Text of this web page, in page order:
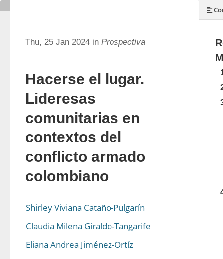
Thu, 25 Jan 2024 in Prospectiva
Hacerse el lugar.
Lideresas
comunitarias en
contextos del
conflicto armado
colombiano
Shirley Viviana Cataño-Pulgarín
Claudia Milena Giraldo-Tangarife
Eliana Andrea Jiménez-Ortíz